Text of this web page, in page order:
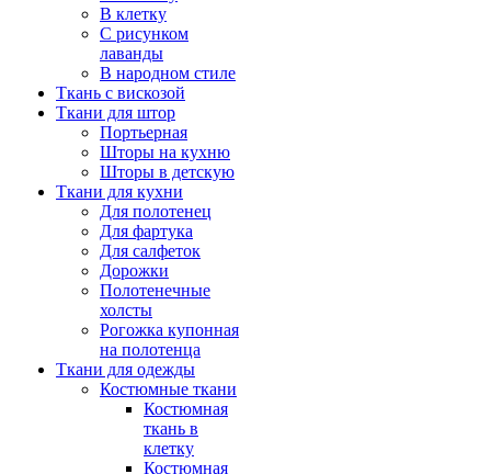
В клетку
С рисунком
лаванды
В народном стиле
Ткань с вискозой
Ткани для штор
Портьерная
Шторы на кухню
Шторы в детскую
Ткани для кухни
Для полотенец
Для фартука
Для салфеток
Дорожки
Полотенечные
холсты
Рогожка купонная
на полотенца
Ткани для одежды
Костюмные ткани
Костюмная
ткань в
клетку
Костюмная